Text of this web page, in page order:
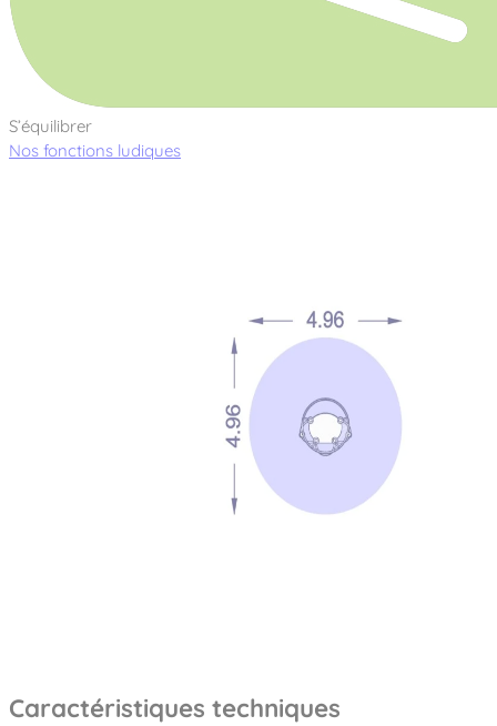
S’équilibrer
Nos fonctions ludiques
Caractéristiques techniques